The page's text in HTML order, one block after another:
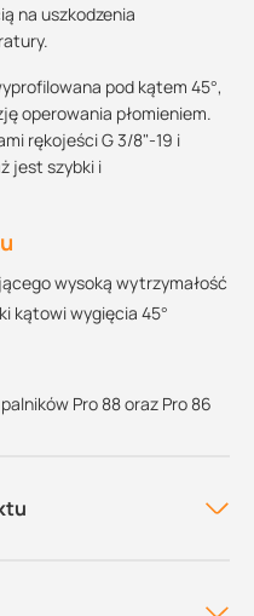
na uszkodzenia
pod kątem 45°,
operowania płomieniem.
rękojeści G 3/8"-19 i
jest szybki i
wysoką wytrzymałość
kątowi wygięcia 45°
Pro 88 oraz Pro 86